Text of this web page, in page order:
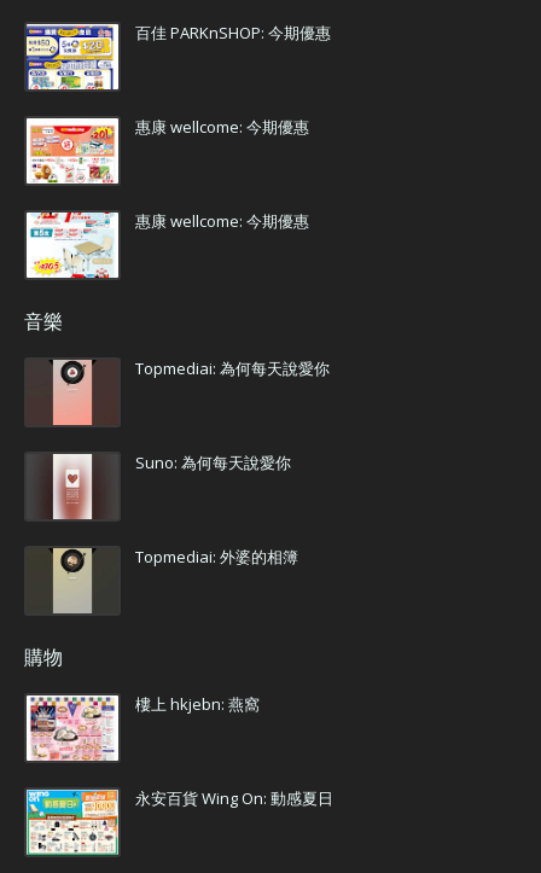
百佳 PARKnSHOP: 今期優惠
惠康 wellcome: 今期優惠
惠康 wellcome: 今期優惠
音樂
Topmediai: 為何每天說愛你
Suno: 為何每天說愛你
Topmediai: 外婆的相簿
購物
樓上 hkjebn: 燕窩
永安百貨 Wing On: 動感夏日